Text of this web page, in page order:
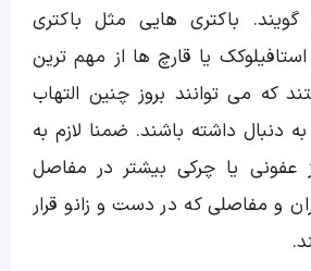
باکتری هایی مثل باکتری
استافیلوکک یا قارچ ها از مهم ترین
که می توانند بروز چنین التهاب
دنبال داشته باشند. ضمنا لازم به
عفونی یا چرکی بیشتر در مفاصل
و مفاصلی که در دست و زانو قرار